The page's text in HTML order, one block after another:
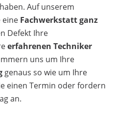
haben. Auf unserem
eine Fachwerkstatt ganz
Defekt Ihre
erfahrenen Techniker
uns um Ihre
genaus so wie um Ihre
einen Termin oder fordern
an.